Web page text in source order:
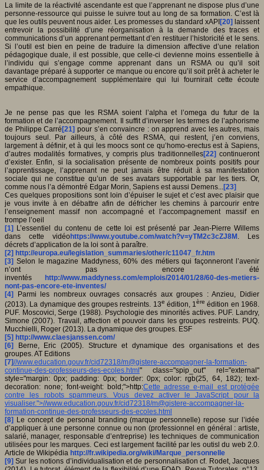
La limite de la réactivité ascendante est que l’apprenant ne dispose plus d’une
personne-ressource qui puisse le suivre tout au long de sa formation. C’est là
que les outils peuvent nous aider. Les promesses du standard xAPI[20]laissent
entrevoir la possibilité d’une réorganisation à la demande des traces et
communications d’un apprenant permettant d’en restituer l’historicité et le sens.
Si l’outil est bien en peine de traduire la dimension affective d’une relation
pédagogique duale, il est possible, que celle-ci devienne moins essentielle à
l’individu qui s’engage comme apprenant dans un RSMA ou qu’il soit
davantage préparé à supporter ce manque ou encore qu’il soit prêt à acheter le
service d’accompagnement supplémentaire qui lui fournirait cette écoute
empathique.
Je ne pense pas que les RSMA soient l’alpha et l’omega du futur de la
formation et de l’accompagnement. Il suffit d’inverser les termes de l’aphorisme
de Philippe Carré[21] pour s’en convaincre : on apprend avec les autres, mais
toujours seul. Par ailleurs, à côté des RSMA, qui restent, j’en conviens,
largement à définir, et à qui les moocs sont ce qu’homo-erectus est à Sapiens,
d’autres modalités formatives, y compris plus traditionnelles[22]continueront
d’exister. Enfin, si la socialisation présente de nombreux points positifs pour
l’apprentissage, l’apprenant ne peut jamais être réduit à sa manifestation
sociale qui ne constitue qu’un de ses avatars supportable par les tiers. Or,
comme nous l’a démontré Edgar Morin, Sapiens est aussi Demens...[23]
Ces quelques propositions sont loin d’épuiser le sujet et c’est avec plaisir que
je vous invite à en débattre afin de défricher les chemins à parcourir entre
l’enseignement massif non accompagné et l’accompagnement massif en
trompe l’oeil
[1] L’essentiel du contenu de cette loi est présenté par Jean-Pierre Willems
dans cette vidéohttps://www.youtube.com/watch?v=yTM2c3cZJ8M. Les
décrets d’application de la loi sont à paraître.
[2] http://europa.eu/legislation_summaries/other/c11047_fr.htm
[3] Selon le magazine Maddyness, 60% des métiers qui façonneront l’avenir
n’ont pas encore été
inventés http://www.maddyness.com/emplois/2014/01/28/60-des-metiers-
nont-pas-encore-ete-inventes/
[4] Parmi les nombreux ouvrages consacrés aux groupes : Anzieu, Didier
(2013). La dynamique des groupes restreints. 13e édition, 1ère édition en 1968.
PUF. Moscovici, Serge (1988). Psychologie des minorités actives. PUF. Landry,
Simone (2007). Travail, affection et pouvoir dans les groupes restreints. PUQ.
Mucchielli, Roger (2013). La dynamique des groupes. ESF
[5] http://www.claesjanssen.com/
[6] Berne, Eric (2005). Structure et dynamique des organisations et des
groupes. AT Editions
[7]//www.education.gouv.fr/cid72318/m@gistere-accompagner-la-formation-
continue-des-professeurs-des-ecoles.html" class="spip_out" rel="external"
style="margin: 0px; padding: 0px; border: 0px; color: rgb(25, 64, 182); text-
decoration: none; font-weight: bold;">http:Cette adresse e-mail est protégée
contre les robots spammeurs. Vous devez activer le JavaScript pour la
visualiser.">//www.education.gouv.fr/cid72318/m@gistere-accompagner-la-
formation-continue-des-professeurs-des-ecoles.html
[8] Le concept de personal branding (marque personnelle) repose sur l’idée
d’appliquer à une personne connue ou non (professionnel en général : artiste,
salarié, manager, responsable d’entreprise) les techniques de communication
utilisées pour les marques. Ceci est largement facilité par les outisl du web 2.0.
Article de Wikipédia http://fr.wikipedia.org/wiki/Marque_personnelle
[9] Sur les notions d’individualisation et de personnalisation cf. Rodet, Jacques